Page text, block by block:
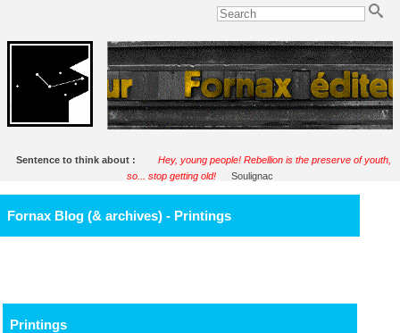
Sentence to think about :
Hey, young people! Rebellion is the preserve of youth,
so... stop getting old!
Soulignac
Fornax Blog (& archives) - Printings
Printings